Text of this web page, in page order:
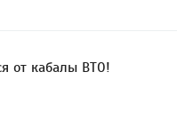
от кабалы ВТО!